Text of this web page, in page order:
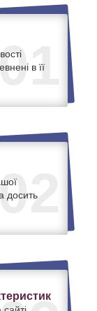
в її
досить